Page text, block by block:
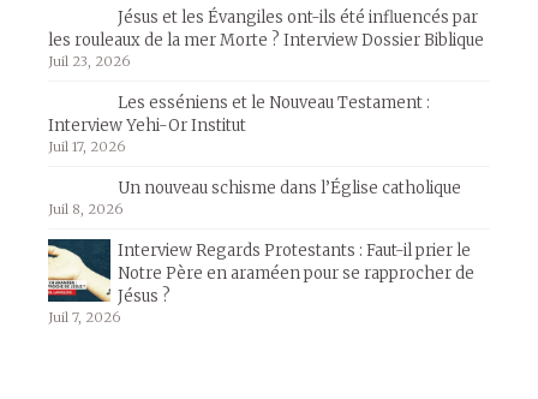
Jésus et les Évangiles ont-ils été influencés par
les rouleaux de la mer Morte ? Interview Dossier Biblique
Juil 23, 2026
Les esséniens et le Nouveau Testament :
Interview Yehi-Or Institut
Juil 17, 2026
Un nouveau schisme dans l’Église catholique
Juil 8, 2026
Interview Regards Protestants : Faut-il prier le
Notre Père en araméen pour se rapprocher de
Jésus ?
Juil 7, 2026